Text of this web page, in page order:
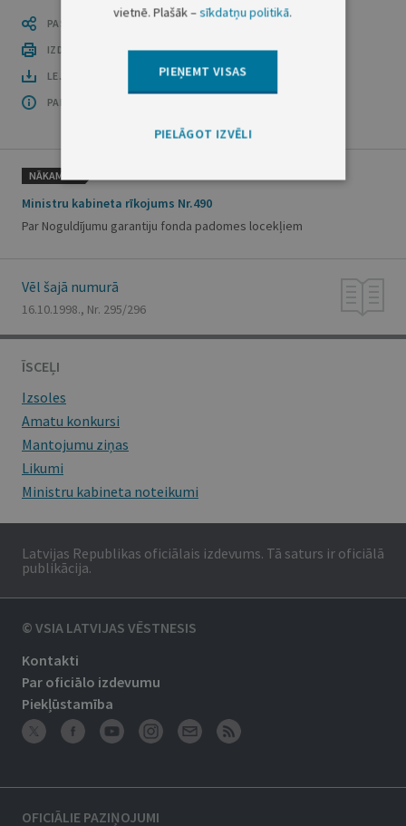
PASTĀSTI CITIEM
IZDRUKĀT PUBLIKĀCIJU
LEJUPLĀDĒT LAIDIENU (PDF)
PAR OFICIĀLO IZDEVUMU
NĀKAMAIS
Ministru kabineta rīkojums Nr.490
Par Noguldījumu garantiju fonda padomes locekļiem
Vēl šajā numurā
16.10.1998., Nr. 295/296
ĪSCEĻI
Izsoles
Amatu konkursi
Mantojumu ziņas
Likumi
Ministru kabineta noteikumi
Latvijas Republikas oficiālais izdevums. Tā saturs ir oficiālā
publikācija.
© VSIA LATVIJAS VĒSTNESIS
Kontakti
Par oficiālo izdevumu
Piekļūstamība
OFICIĀLIE PAZIŅOJUMI
vietnē. Plašāk –sīkdatņu politikā.
PIEŅEMT VISAS
PIELĀGOT IZVĒLI